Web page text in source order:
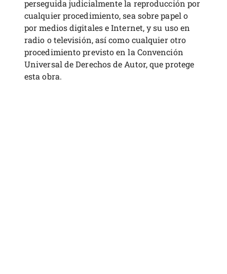
perseguida judicialmente la reproducción por
cualquier procedimiento, sea sobre papel o
por medios digitales e Internet, y su uso en
radio o televisión, así como cualquier otro
procedimiento previsto en la Convención
Universal de Derechos de Autor, que protege
esta obra.